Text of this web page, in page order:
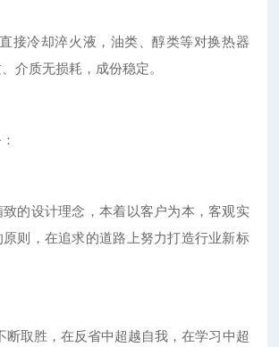
接冷却淬火液，油类、醇类等对换热器
介质无损耗，成份稳定。
的设计理念，本着以客户为本，客观实
则，在追求的道路上努力打造行业新标
断取胜，在反省中超越自我，在学习中超